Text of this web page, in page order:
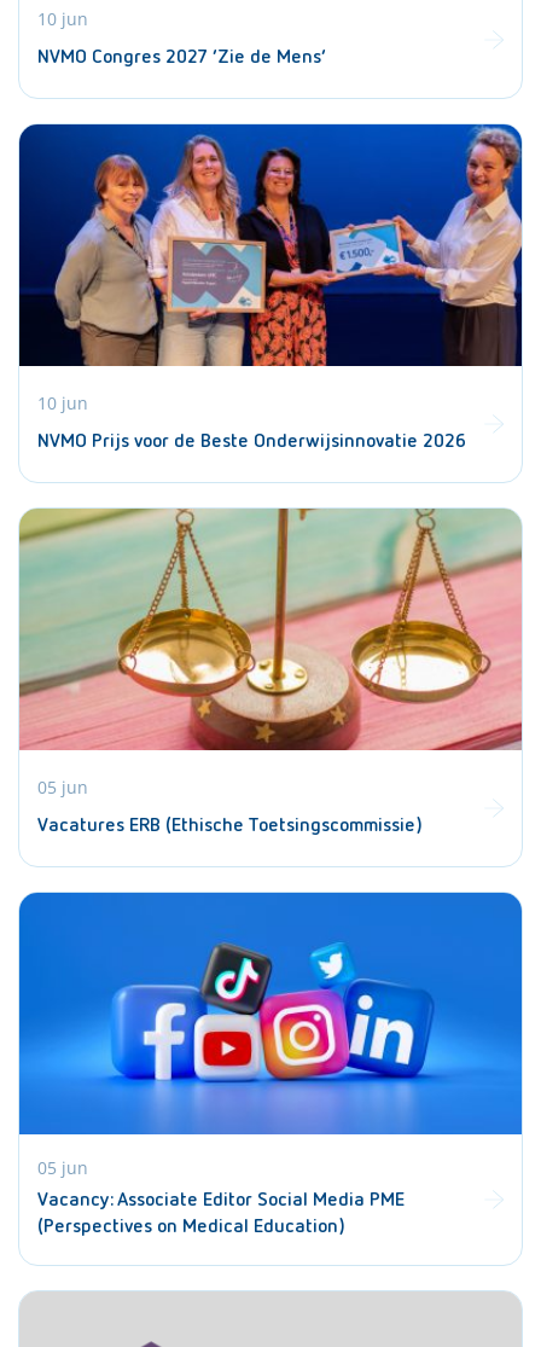
10 jun
NVMO Congres 2027 ‘Zie de Mens’
10 jun
NVMO Prijs voor de Beste Onderwijsinnovatie 2026
05 jun
Vacatures ERB (Ethische Toetsingscommissie)
05 jun
Vacancy: Associate Editor Social Media PME
(Perspectives on Medical Education)